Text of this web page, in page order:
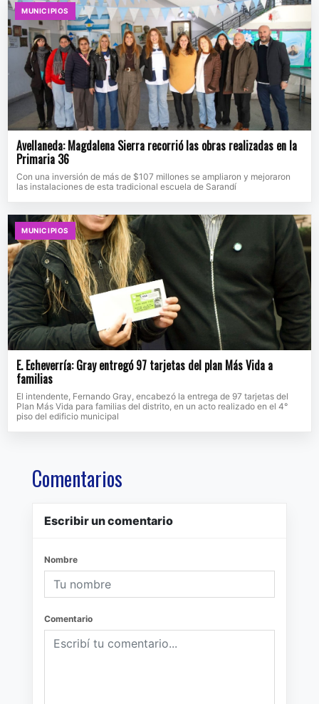
MUNICIPIOS
Avellaneda: Magdalena Sierra recorrió las obras realizadas en la
Primaria 36
Con una inversión de más de $107 millones se ampliaron y mejoraron
las instalaciones de esta tradicional escuela de Sarandí
MUNICIPIOS
E. Echeverría: Gray entregó 97 tarjetas del plan Más Vida a
familias
El intendente, Fernando Gray, encabezó la entrega de 97 tarjetas del
Plan Más Vida para familias del distrito, en un acto realizado en el 4°
piso del edificio municipal
Comentarios
Escribir un comentario
Nombre
Comentario